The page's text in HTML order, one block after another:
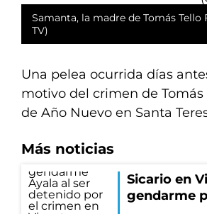
Samanta, la madre de Tomás Tello
TV)
Una pelea ocurrida días
motivo del crimen de
de Año Nuevo en Santa
Más noticias
Sicario en
gendarme